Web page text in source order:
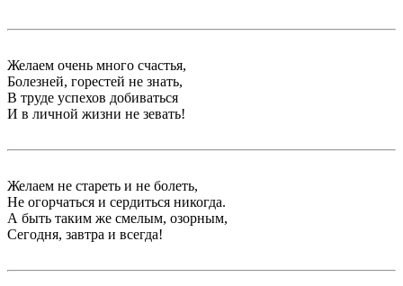
Желаем очень много счастья,
Болезней, горестей не знать,
В труде успехов добиваться
И в личной жизни не зевать!
Желаем не стареть и не болеть,
Не огорчаться и сердиться никогда.
А быть таким же смелым, озорным,
Сегодня, завтра и всегда!